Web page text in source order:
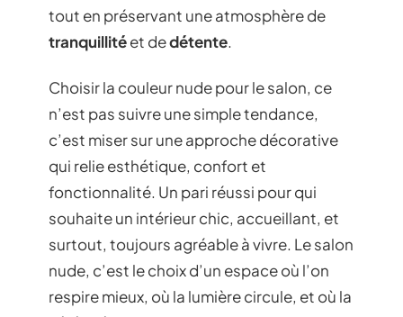
tout en préservant une atmosphère de
tranquillitéet dedétente.
Choisir la couleur nude pour le salon, ce
n’est pas suivre une simple tendance,
c’est miser sur une approche décorative
qui relie esthétique, confort et
fonctionnalité. Un pari réussi pour qui
souhaite un intérieur chic, accueillant, et
surtout, toujours agréable à vivre. Le salon
nude, c’est le choix d’un espace où l’on
respire mieux, où la lumière circule, et où la